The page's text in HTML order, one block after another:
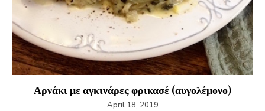
Αρνάκι με αγκινάρες φρικασέ (αυγολέμονο)
April 18, 2019